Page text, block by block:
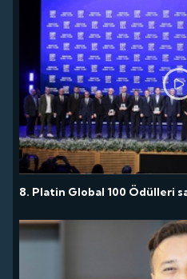
8. Platin Global 100 Ödülleri